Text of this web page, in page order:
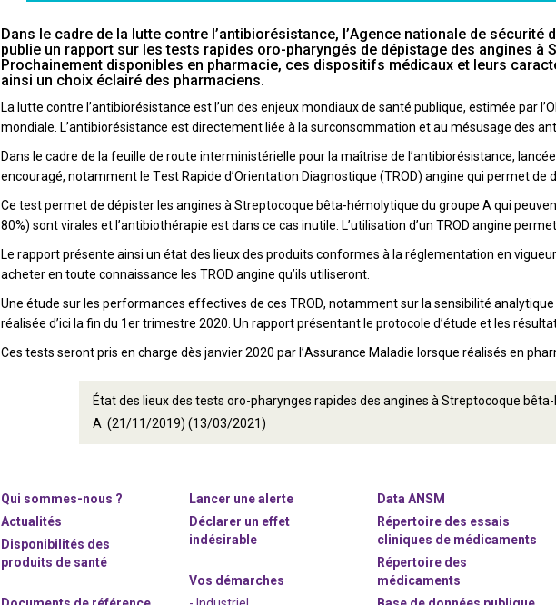
Dans le cadre de la lutte contre l’antibiorésistance, l’Agence nationale de
publie un rapport sur les tests rapides oro-pharyngés de dépistage des angines à
Prochainement disponibles en pharmacie, ces dispositifs médicaux et leurs
ainsi un choix éclairé des pharmaciens.
La lutte contre l’antibiorésistance est l’un des enjeux mondiaux de santé publique, estimée par
mondiale. L’antibiorésistance est directement liée à la surconsommation et au mésusage des
Dans le cadre de la feuille de route interministérielle pour la maîtrise de l’antibiorésistance,
encouragé, notamment le Test Rapide d’Orientation Diagnostique (TROD) angine qui permet
Ce test permet de dépister les angines à Streptocoque bêta-hémolytique du groupe A qui
80%) sont virales et l’antibiothérapie est dans ce cas inutile. L’utilisation d’un TROD angine
Le rapport présente ainsi un état des lieux des produits conformes à la réglementation en
acheter en toute connaissance les TROD angine qu’ils utiliseront.
Une étude sur les performances effectives de ces TROD, notamment sur la sensibilité
réalisée d’ici la fin du 1er trimestre 2020. Un rapport présentant le protocole d’étude et les
Ces tests seront pris en charge dès janvier 2020 par l’Assurance Maladie lorsque réalisés en
État des lieux des tests oro-pharynges rapides des angines à Streptocoque
A (21/11/2019) (13/03/2021)
Qui sommes-nous ?
Actualités
Disponibilités des
produits de santé
Lancer une alerte
Déclarer un effet
indésirable
Vos démarches
Data ANSM
Répertoire des essais
cliniques de médicaments
Répertoire des
médicaments